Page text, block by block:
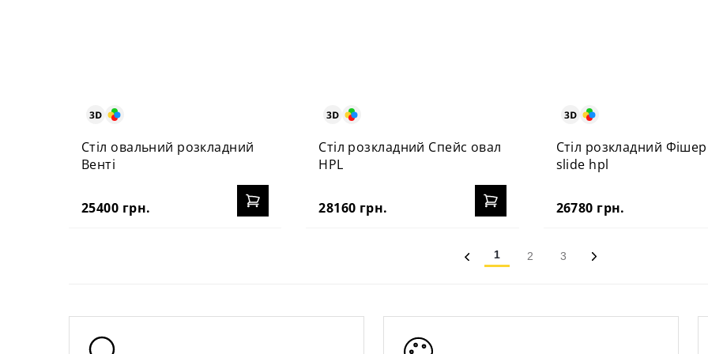
Стіл овальний розкладний
Венті
25400 грн.
Стіл розкладний Спейс овал
HPL
28160 грн.
Стіл розкладний
slide hpl
26780 грн.
1 2 3